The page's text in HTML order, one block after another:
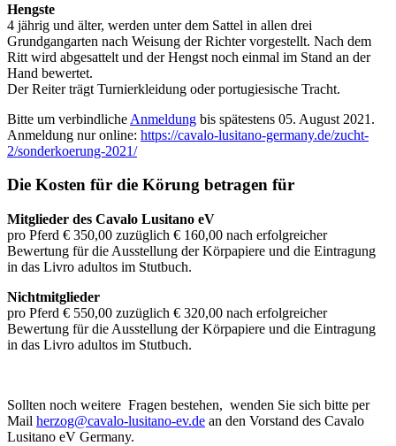
Hengste
4 jährig und älter, werden unter dem Sattel in allen drei
Grundgangarten nach Weisung der Richter vorgestellt. Nach dem
Ritt wird abgesattelt und der Hengst noch einmal im Stand an der
Hand bewertet.
Der Reiter trägt Turnierkleidung oder portugiesische Tracht.
Bitte um verbindliche Anmeldung bis spätestens 05. August 2021.
Anmeldung nur online: https://cavalo-lusitano-germany.de/zucht-
2/sonderkoerung-2021/
Die Kosten für die Körung betragen für
Mitglieder des Cavalo Lusitano eV
pro Pferd € 350,00 zuzüglich € 160,00 nach erfolgreicher
Bewertung für die Ausstellung der Körpapiere und die Eintragung
in das Livro adultos im Stutbuch.
Nichtmitglieder
pro Pferd € 550,00 zuzüglich € 320,00 nach erfolgreicher
Bewertung für die Ausstellung der Körpapiere und die Eintragung
in das Livro adultos im Stutbuch.
Sollten noch weitere Fragen bestehen, wenden Sie sich bitte per
Mail herzog@cavalo-lusitano-ev.de an den Vorstand des Cavalo
Lusitano eV Germany.